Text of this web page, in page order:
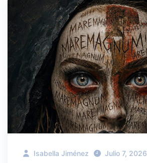
Isabella Jiménez Julio 7, 2026